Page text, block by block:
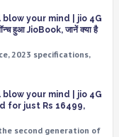
your mind | jio 4G
हुआ JioBook, जानें क्या है
2023 specifications,
your mind | jio 4G
for just Rs 16499,
second generation of